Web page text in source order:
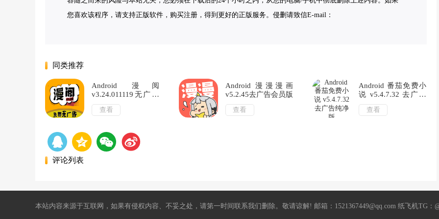
您喜欢该程序，请支持正版软件，购买注册，得到更好的正版服务。侵删请致信E-mail：
同类推荐
Android 漫阅
v3.24.011119无广告
小说漫画阅读器
查看
Android 漫漫漫画
v5.2.45去广告会员版
查看
Android 番茄免费小
说 v5.4.7.32 去广告
纯净版
查看
评论列表
本站内容来源于互联网，如果有侵权内容、不妥之处，请第一时间联系我们删除。敬请谅解! 邮箱：1521367449@qq.com 纸飞机TG：